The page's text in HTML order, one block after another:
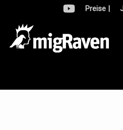
Preise |